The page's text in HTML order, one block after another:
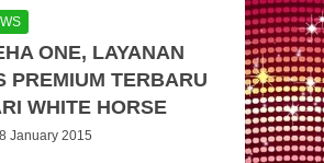
ONE, LAYANAN
PREMIUM TERBARU
WHITE HORSE
January 2015